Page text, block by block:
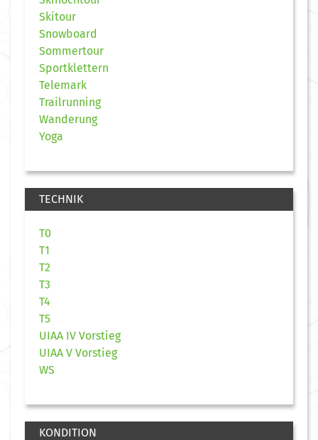
Skitour
Snowboard
Sommertour
Sportklettern
Telemark
Trailrunning
Wanderung
Yoga
TECHNIK
T0
T1
T2
T3
T4
T5
UIAA IV Vorstieg
UIAA V Vorstieg
WS
KONDITION